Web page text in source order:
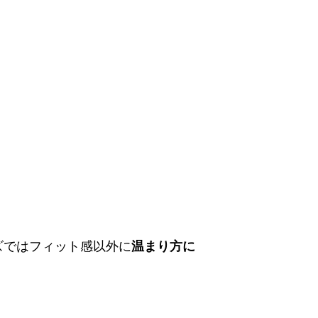
はフィット感以外に温まり方に